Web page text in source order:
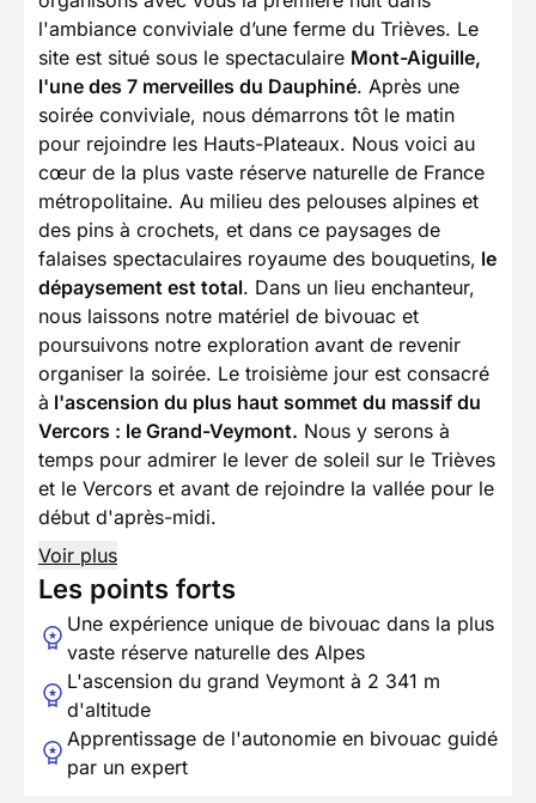
l'ambiance conviviale d’une ferme du Trièves. Le
site est situé sous le spectaculaire Mont-Aiguille,
l'une des 7 merveilles du Dauphiné. Après une
soirée conviviale, nous démarrons tôt le matin
pour rejoindre les Hauts-Plateaux. Nous voici au
cœur de la plus vaste réserve naturelle de France
métropolitaine. Au milieu des pelouses alpines et
des pins à crochets, et dans ce paysages de
falaises spectaculaires royaume des bouquetins, le
dépaysement est total. Dans un lieu enchanteur,
nous laissons notre matériel de bivouac et
poursuivons notre exploration avant de revenir
organiser la soirée. Le troisième jour est consacré
à l'ascension du plus haut sommet du massif du
Vercors : le Grand-Veymont. Nous y serons à
temps pour admirer le lever de soleil sur le Trièves
et le Vercors et avant de rejoindre la vallée pour le
début d'après-midi.
Voir plus
Les points forts
Une expérience unique de bivouac dans la plus
vaste réserve naturelle des Alpes
L'ascension du grand Veymont à 2 341 m
d'altitude
Apprentissage de l'autonomie en bivouac guidé
par un expert